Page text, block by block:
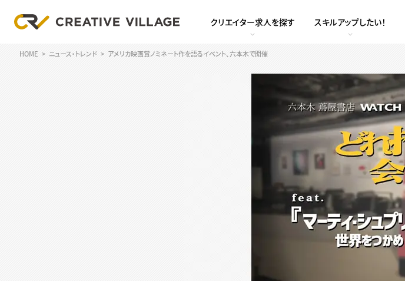
クリエイター求人を探す スキルアップしたい！
HOME ニュース・トレンド アメリカ映画賞ノミネート作を語るイベント、六本木で開催